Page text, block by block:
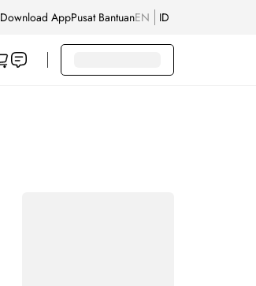
Download AppPusat BantuanEN ID